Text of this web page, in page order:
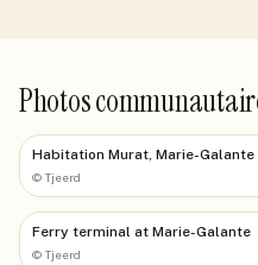
Photos
Habitation Murat, Marie-Galante
©Tjeerd
Ferry terminal at Marie-Galante
©Tjeerd